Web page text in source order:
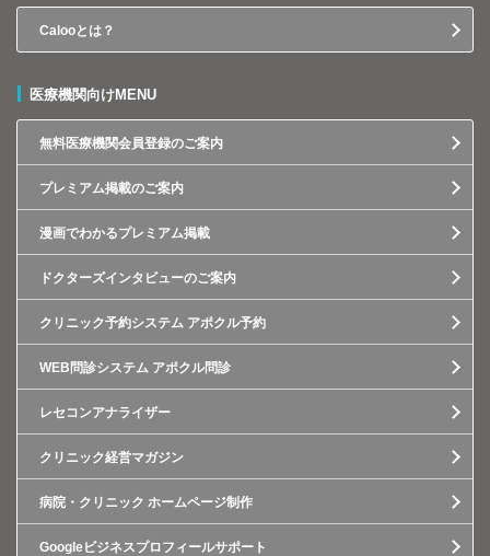
Calooとは？
医療機関向けMENU
無料医療機関会員登録のご案内
プレミアム掲載のご案内
漫画でわかるプレミアム掲載
ドクターズインタビューのご案内
クリニック予約システム アポクル予約
WEB問診システム アポクル問診
レセコンアナライザー
クリニック経営マガジン
病院・クリニック ホームページ制作
Googleビジネスプロフィールサポート